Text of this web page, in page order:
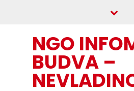
NGO
BUDVA –